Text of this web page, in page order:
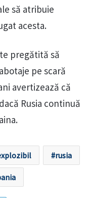
să atribuie
acesta.
pregătită să
pe scară
avertizează că
Rusia continuă
rusia